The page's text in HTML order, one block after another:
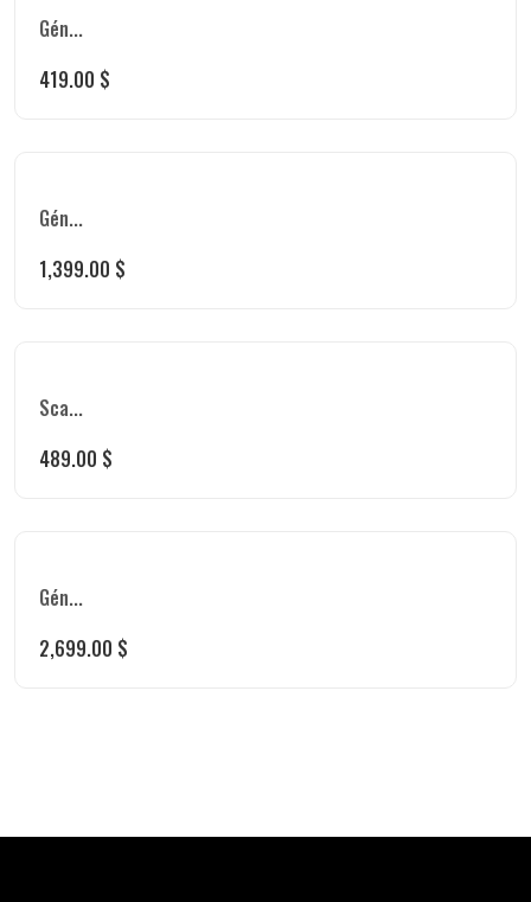
Gén...
419.00 $
Gén...
1,399.00 $
Sca...
489.00 $
Gén...
2,699.00 $